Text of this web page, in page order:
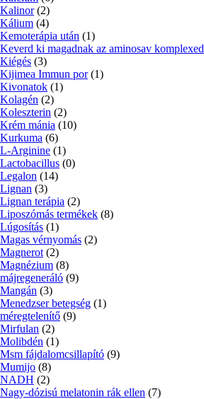
Kalinor (2)
Kálium (4)
Kemoterápia után (1)
Keverd ki magadnak az aminosav komplexed
Kiégés (3)
Kijimea Immun por (1)
Kivonatok (1)
Kolagén (2)
Koleszterin (2)
Krém mánia (10)
Kurkuma (6)
L-Arginine (1)
Lactobacillus (0)
Legalon (14)
Lignan (3)
Lignan terápia (2)
Liposzómás termékek (8)
Lúgosítás (1)
Magas vérnyomás (2)
Magnerot (2)
Magnézium (8)
májregeneráló (9)
Mangán (3)
Menedzser betegség (1)
méregtelenítő (9)
Mirfulan (2)
Molibdén (1)
Msm fájdalomcsillapító (9)
Mumijo (8)
NADH (2)
Nagy-dózisú melatonin rák ellen (7)